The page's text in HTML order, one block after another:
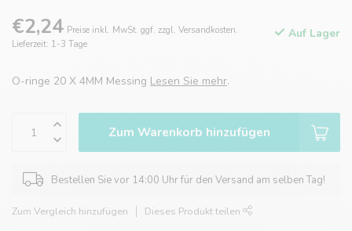
€2,24 Preise inkl. MwSt. ggf. zzgl. Versandkosten.
Lieferzeit: 1-3 Tage
Auf Lager
O-ringe 20 X 4MM Messing Lesen Sie mehr.
Zum Warenkorb hinzufügen
Bestellen Sie vor 14:00 Uhr für den Versand am selben Tag!
Zum Vergleich hinzufügen Dieses Produkt teilen